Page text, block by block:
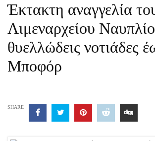
Έκτακτη αναγγελία
Λιμεναρχείου
θυελλώδεις νοτιάδες
Μποφόρ
SHARE